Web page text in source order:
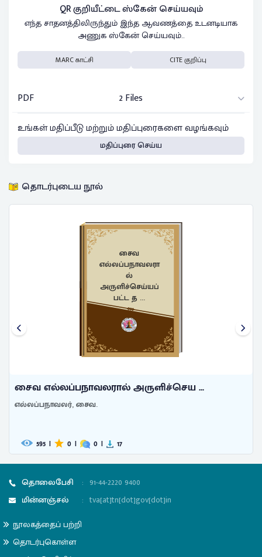
QR குறியீட்டை ஸ்கேன் செய்யவும்
எந்த சாதனத்திலிருந்தும் இந்த ஆவணத்தை உடனடியாக
அணுக ஸ்கேன் செய்யவும்..
MARC காட்சி CITE குறிப்பு
PDF
2 Files
உங்கள் மதிப்பீடு மற்றும் மதிப்புரைகளை வழங்கவும்
மதிப்புரை செய்ய
தொடர்புடைய நூல்
சைவ
எல்லப்பநாவலரா
ல்
அருளிச்செய்யப்
பட்ட த ...
சைவ எல்லப்பநாவலரால் அருளிச்செய ...
எல்லப்பநாவலர், சைவ.
595 | 0 | 0 | 17
தொலைபேசி : 91-44-2220 9400
மின்னஞ்சல்
: tva[at]tn[dot]gov[dot]in
நூலகத்தைப் பற்றி
தொடர்புகொள்ள